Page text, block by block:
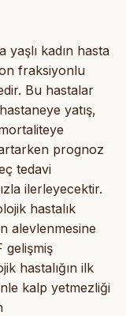
yaşlı kadın hasta
fraksiyonlu
Bu hastalar
yatış,
prognoz
tedavi
ilerleyecektir.
hastalık
alevlenmesine
gelişmiş
hastalığın ilk
kalp yetmezliği